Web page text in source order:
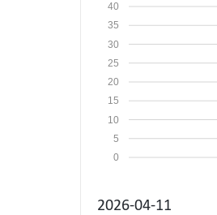
0
5
10
15
20
25
30
35
40
2026-04-11